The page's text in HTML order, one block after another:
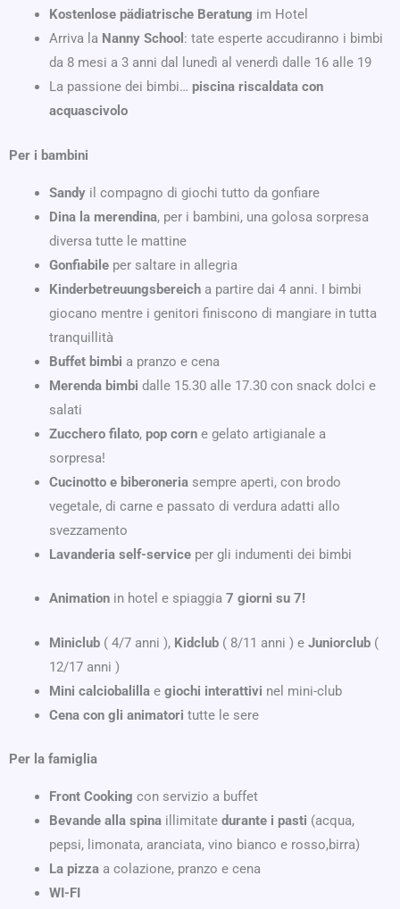
Kostenlose pädiatrische Beratung im Hotel
Arriva la Nanny School : tate esperte accudiranno i bimbi
da 8 mesi a 3 anni dal lunedì al venerdì dalle 16 alle 19
La passione dei bimbi… piscina riscaldata con
acquascivolo
Per i bambini
Sandy il compagno di giochi tutto da gonfiare
Dina la merendina, per i bambini, una golosa sorpresa
diversa tutte le mattine
Gonfiabile per saltare in allegria
Kinderbetreuungsbereich a partire dai 4 anni. I bimbi
giocano mentre i genitori finiscono di mangiare in tutta
tranquillità
Buffet bimbi a pranzo e cena
Merenda bimbi dalle 15.30 alle 17.30 con snack dolci e
salati
Zucchero filato, pop corn e gelato artigianale a
sorpresa!
Cucinotto e biberoneria sempre aperti, con brodo
vegetale, di carne e passato di verdura adatti allo
svezzamento
Lavanderia self-service per gli indumenti dei bimbi
Animation in hotel e spiaggia 7 giorni su 7!
Miniclub ( 4/7 anni ), Kidclub ( 8/11 anni ) e Juniorclub (
12/17 anni )
Mini calciobalilla e giochi interattivi nel mini-club
Cena con gli animatori tutte le sere
Per la famiglia
Front Cooking con servizio a buffet
Bevande alla spina illimitate durante i pasti (acqua,
pepsi, limonata, aranciata, vino bianco e rosso,birra)
La pizza a colazione, pranzo e cena
WI-FI